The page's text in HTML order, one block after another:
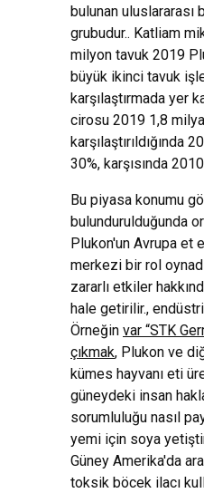
bulunan uluslararası
grubudur.. Katliam
milyon tavuk 2019
büyük ikinci tavuk
karşılaştırmada yer
cirosu 2019 1,8
karşılaştırıldığında
30%, karşısında
Bu piyasa konumu
bulundurulduğunda
Plukon'un Avrupa et
merkezi bir rol
zararlı etkiler
hale getirilir.,
Örneğin var “STK
çıkmak, Plukon ve
kümes hayvanı eti
güneydeki insan
sorumluluğu nasıl
yemi için soya
Güney Amerika'da
toksik böcek ilacı